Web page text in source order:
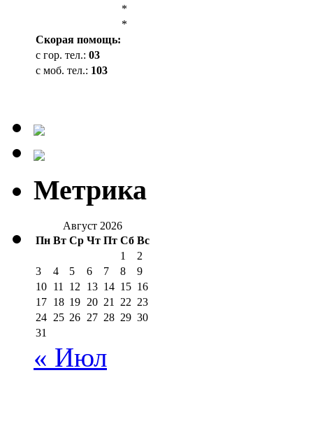
*
*
Cкорая помощь:
с гор. тел.: 03
с моб. тел.: 103
Метрика
Август 2026
Пн Вт Ср Чт Пт Сб Вс
1
2
3
4 5 6 7 8
9
10 11 12 13 14 15 16
17 18 19 20 21 22 23
24 25 26 27 28 29 30
31
« Июл